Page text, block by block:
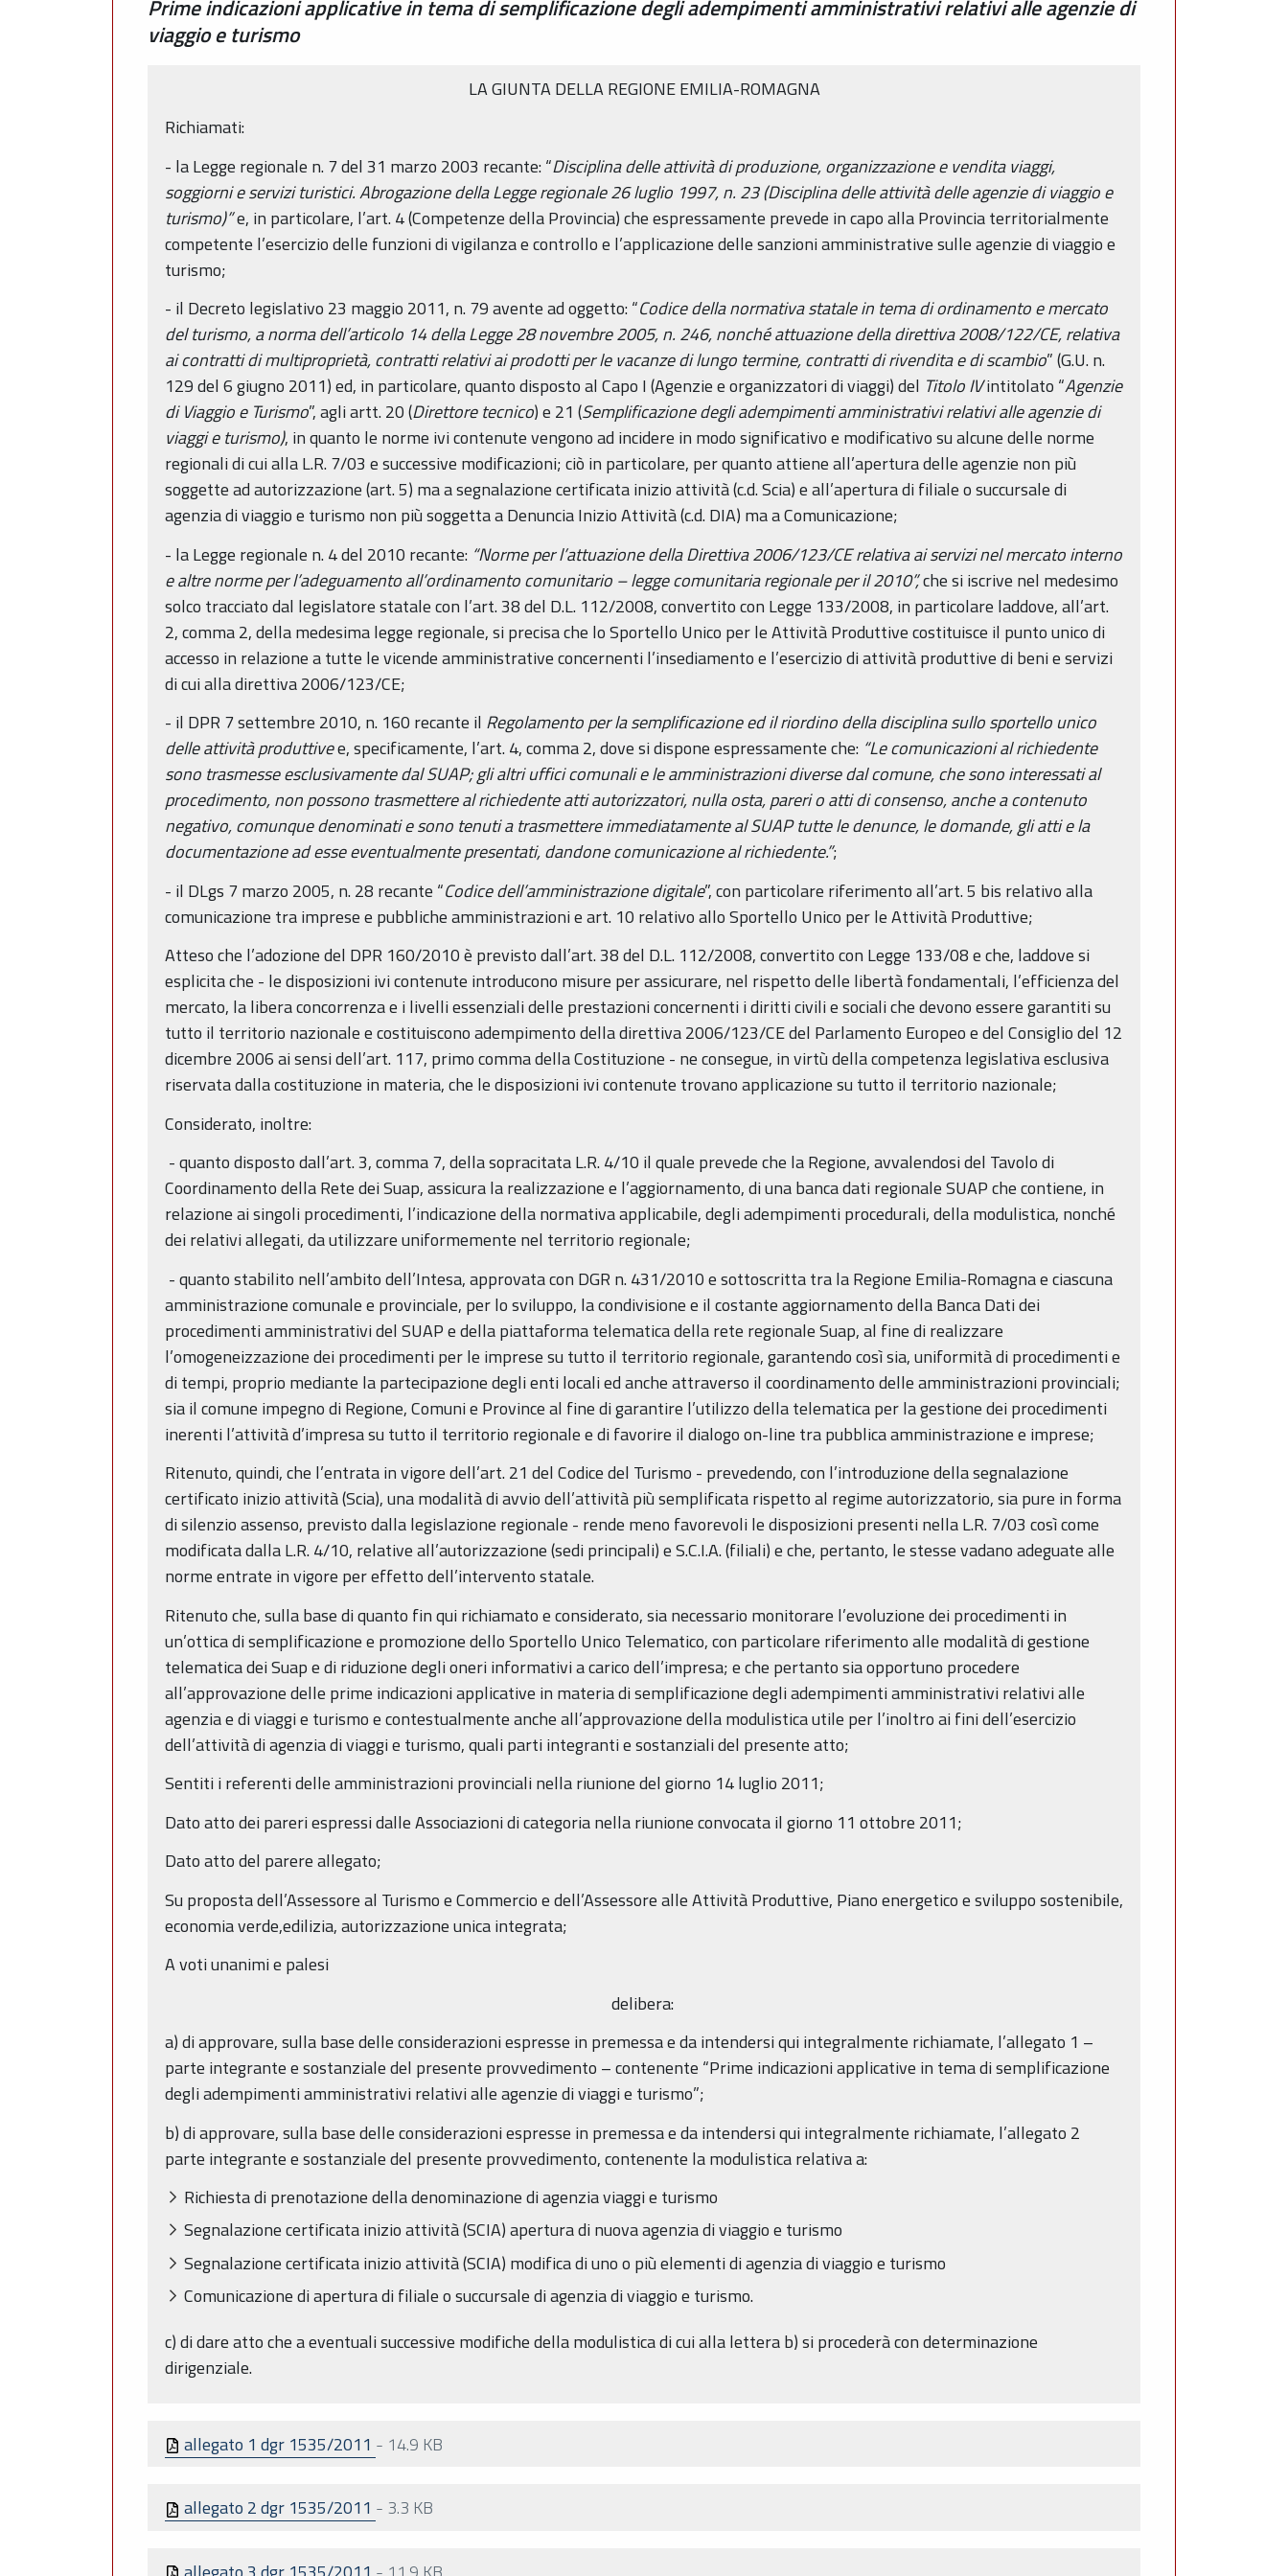
Prime indicazioni applicative in tema di semplificazione degli adempimenti amministrativi relativi alle agenzie di
viaggio e turismo
LA GIUNTA DELLA REGIONE EMILIA-ROMAGNA
Richiamati:
- la Legge regionale n. 7 del 31 marzo 2003 recante: “Disciplina delle attività di produzione, organizzazione e vendita viaggi,
soggiorni e servizi turistici. Abrogazione della Legge regionale 26 luglio 1997, n. 23 (Disciplina delle attività delle agenzie di viaggio e
turismo)”e, in particolare, l’art. 4 (Competenze della Provincia) che espressamente prevede in capo alla Provincia territorialmente
competente l’esercizio delle funzioni di vigilanza e controllo e l’applicazione delle sanzioni amministrative sulle agenzie di viaggio e
turismo;
- il Decreto legislativo 23 maggio 2011, n. 79 avente ad oggetto: “Codice della normativa statale in tema di ordinamento e mercato
del turismo, a norma dell’articolo 14 della Legge 28 novembre 2005, n. 246, nonché attuazione della direttiva 2008/122/CE, relativa
ai contratti di multiproprietà, contratti relativi ai prodotti per le vacanze di lungo termine, contratti di rivendita e di scambio” (G.U. n.
129 del 6 giugno 2011) ed, in particolare, quanto disposto al Capo I (Agenzie e organizzatori di viaggi) del Titolo IVintitolato “Agenzie
di Viaggio e Turismo”, agli artt. 20 (Direttore tecnico) e 21 (Semplificazione degli adempimenti amministrativi relativi alle agenzie di
viaggi e turismo), in quanto le norme ivi contenute vengono ad incidere in modo significativo e modificativo su alcune delle norme
regionali di cui alla L.R. 7/03 e successive modificazioni; ciò in particolare, per quanto attiene all’apertura delle agenzie non più
soggette ad autorizzazione (art. 5) ma a segnalazione certificata inizio attività (c.d. Scia) e all’apertura di filiale o succursale di
agenzia di viaggio e turismo non più soggetta a Denuncia Inizio Attività (c.d. DIA) ma a Comunicazione;
- la Legge regionale n. 4 del 2010 recante: “Norme per l’attuazione della Direttiva 2006/123/CE relativa ai servizi nel mercato interno
e altre norme per l’adeguamento all’ordinamento comunitario – legge comunitaria regionale per il 2010”,che si iscrive nel medesimo
solco tracciato dal legislatore statale con l’art. 38 del D.L. 112/2008, convertito con Legge 133/2008, in particolare laddove, all’art.
2, comma 2, della medesima legge regionale, si precisa che lo Sportello Unico per le Attività Produttive costituisce il punto unico di
accesso in relazione a tutte le vicende amministrative concernenti l’insediamento e l’esercizio di attività produttive di beni e servizi
di cui alla direttiva 2006/123/CE;
- il DPR 7 settembre 2010, n. 160 recante il Regolamento per la semplificazione ed il riordino della disciplina sullo sportello unico
delle attività produttivee, specificamente, l’art. 4, comma 2, dove si dispone espressamente che: “Le comunicazioni al richiedente
sono trasmesse esclusivamente dal SUAP; gli altri uffici comunali e le amministrazioni diverse dal comune, che sono interessati al
procedimento, non possono trasmettere al richiedente atti autorizzatori, nulla osta, pareri o atti di consenso, anche a contenuto
negativo, comunque denominati e sono tenuti a trasmettere immediatamente al SUAP tutte le denunce, le domande, gli atti e la
documentazione ad esse eventualmente presentati, dandone comunicazione al richiedente.”;
- il DLgs 7 marzo 2005, n. 28 recante “Codice dell’amministrazione digitale”, con particolare riferimento all’art. 5 bis relativo alla
comunicazione tra imprese e pubbliche amministrazioni e art. 10 relativo allo Sportello Unico per le Attività Produttive;
Atteso che l’adozione del DPR 160/2010 è previsto dall’art. 38 del D.L. 112/2008, convertito con Legge 133/08 e che, laddove si
esplicita che - le disposizioni ivi contenute introducono misure per assicurare, nel rispetto delle libertà fondamentali, l’efficienza del
mercato, la libera concorrenza e i livelli essenziali delle prestazioni concernenti i diritti civili e sociali che devono essere garantiti su
tutto il territorio nazionale e costituiscono adempimento della direttiva 2006/123/CE del Parlamento Europeo e del Consiglio del 12
dicembre 2006 ai sensi dell’art. 117, primo comma della Costituzione - ne consegue, in virtù della competenza legislativa esclusiva
riservata dalla costituzione in materia, che le disposizioni ivi contenute trovano applicazione su tutto il territorio nazionale;
Considerato, inoltre:
- quanto disposto dall’art. 3, comma 7, della sopracitata L.R. 4/10 il quale prevede che la Regione, avvalendosi del Tavolo di
Coordinamento della Rete dei Suap, assicura la realizzazione e l’aggiornamento, di una banca dati regionale SUAP che contiene, in
relazione ai singoli procedimenti, l’indicazione della normativa applicabile, degli adempimenti procedurali, della modulistica, nonché
dei relativi allegati, da utilizzare uniformemente nel territorio regionale;
- quanto stabilito nell’ambito dell’Intesa, approvata con DGR n. 431/2010 e sottoscritta tra la Regione Emilia-Romagna e ciascuna
amministrazione comunale e provinciale, per lo sviluppo, la condivisione e il costante aggiornamento della Banca Dati dei
procedimenti amministrativi del SUAP e della piattaforma telematica della rete regionale Suap, al fine di realizzare
l’omogeneizzazione dei procedimenti per le imprese su tutto il territorio regionale, garantendo così sia, uniformità di procedimenti e
di tempi, proprio mediante la partecipazione degli enti locali ed anche attraverso il coordinamento delle amministrazioni provinciali;
sia il comune impegno di Regione, Comuni e Province al fine di garantire l’utilizzo della telematica per la gestione dei procedimenti
inerenti l’attività d’impresa su tutto il territorio regionale e di favorire il dialogo on-line tra pubblica amministrazione e imprese;
Ritenuto, quindi, che l’entrata in vigore dell’art. 21 del Codice del Turismo - prevedendo, con l’introduzione della segnalazione
certificato inizio attività (Scia), una modalità di avvio dell’attività più semplificata rispetto al regime autorizzatorio, sia pure in forma
di silenzio assenso, previsto dalla legislazione regionale - rende meno favorevoli le disposizioni presenti nella L.R. 7/03 così come
modificata dalla L.R. 4/10, relative all’autorizzazione (sedi principali) e S.C.I.A. (filiali) e che, pertanto, le stesse vadano adeguate alle
norme entrate in vigore per effetto dell’intervento statale.
Ritenuto che, sulla base di quanto fin qui richiamato e considerato, sia necessario monitorare l’evoluzione dei procedimenti in
un’ottica di semplificazione e promozione dello Sportello Unico Telematico, con particolare riferimento alle modalità di gestione
telematica dei Suap e di riduzione degli oneri informativi a carico dell’impresa; e che pertanto sia opportuno procedere
all’approvazione delle prime indicazioni applicative in materia di semplificazione degli adempimenti amministrativi relativi alle
agenzia e di viaggi e turismo e contestualmente anche all’approvazione della modulistica utile per l’inoltro ai fini dell’esercizio
dell’attività di agenzia di viaggi e turismo, quali parti integranti e sostanziali del presente atto;
Sentiti i referenti delle amministrazioni provinciali nella riunione del giorno 14 luglio 2011;
Dato atto dei pareri espressi dalle Associazioni di categoria nella riunione convocata il giorno 11 ottobre 2011;
Dato atto del parere allegato;
Su proposta dell’Assessore al Turismo e Commercio e dell’Assessore alle Attività Produttive, Piano energetico e sviluppo sostenibile,
economia verde,edilizia, autorizzazione unica integrata;
A voti unanimi e palesi
delibera:
a) di approvare, sulla base delle considerazioni espresse in premessa e da intendersi qui integralmente richiamate, l’allegato 1 –
parte integrante e sostanziale del presente provvedimento – contenente “Prime indicazioni applicative in tema di semplificazione
degli adempimenti amministrativi relativi alle agenzie di viaggi e turismo”;
b) di approvare, sulla base delle considerazioni espresse in premessa e da intendersi qui integralmente richiamate, l’allegato 2
parte integrante e sostanziale del presente provvedimento, contenente la modulistica relativa a:
Richiesta di prenotazione della denominazione di agenzia viaggi e turismo
Segnalazione certificata inizio attività (SCIA) apertura di nuova agenzia di viaggio e turismo
Segnalazione certificata inizio attività (SCIA) modifica di uno o più elementi di agenzia di viaggio e turismo
Comunicazione di apertura di filiale o succursale di agenzia di viaggio e turismo.
c) di dare atto che a eventuali successive modifiche della modulistica di cui alla lettera b) si procederà con determinazione
dirigenziale.
allegato 1 dgr 1535/2011 - 14.9 KB
allegato 2 dgr 1535/2011 - 3.3 KB